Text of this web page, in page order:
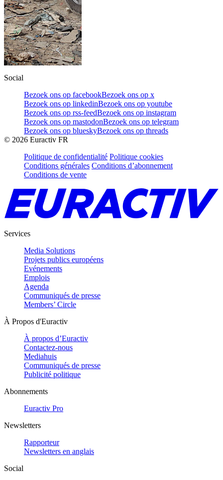
Social
Bezoek ons op facebookBezoek ons op x
Bezoek ons op linkedinBezoek ons op youtube
Bezoek ons op rss-feedBezoek ons op instagram
Bezoek ons op mastodonBezoek ons op telegram
Bezoek ons op blueskyBezoek ons op threads
© 2026 Euractiv FR
Politique de confidentialité Politique cookies
Conditions générales Conditions d’abonnement
Conditions de vente
Services
Media Solutions
Projets publics européens
Evénements
Emplois
Agenda
Communiqués de presse
Members’ Circle
À Propos d'Euractiv
À propos d’Euractiv
Contactez-nous
Mediahuis
Communiqués de presse
Publicité politique
Abonnements
Euractiv Pro
Newsletters
Rapporteur
Newsletters en anglais
Social